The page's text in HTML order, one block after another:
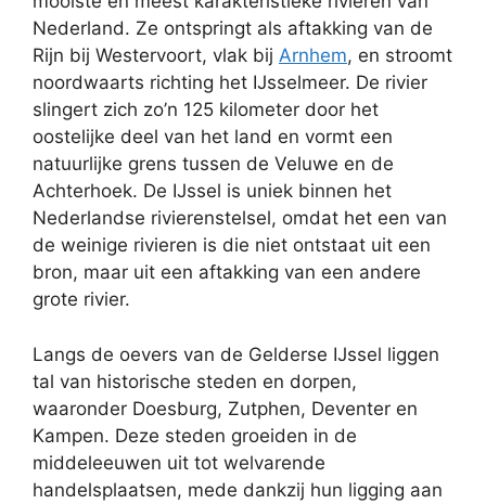
Nederland. Ze ontspringt als aftakking van de
Rijn bij Westervoort, vlak bij Arnhem, en stroomt
noordwaarts richting het IJsselmeer. De rivier
slingert zich zo’n 125 kilometer door het
oostelijke deel van het land en vormt een
natuurlijke grens tussen de Veluwe en de
Achterhoek. De IJssel is uniek binnen het
Nederlandse rivierenstelsel, omdat het een van
de weinige rivieren is die niet ontstaat uit een
bron, maar uit een aftakking van een andere
grote rivier.
Langs de oevers van de Gelderse IJssel liggen
tal van historische steden en dorpen,
waaronder Doesburg, Zutphen, Deventer en
Kampen. Deze steden groeiden in de
middeleeuwen uit tot welvarende
handelsplaatsen, mede dankzij hun ligging aan